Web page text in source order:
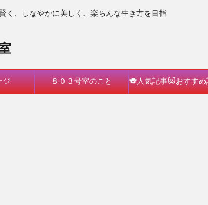
く、しなやかに美しく、楽ちんな生き方を目指
ジ ８０３号室のこと 🐨人気記事😻おすすめ